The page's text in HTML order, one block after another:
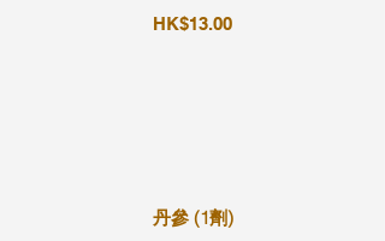
HK$13.00
丹參 (1劑)